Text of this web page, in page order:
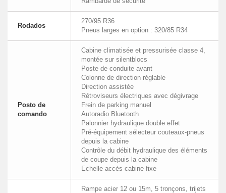
Rodados
270/95 R36
Pneus larges en option : 320/85 R34
Posto de
comando
Cabine climatisée et pressurisée classe 4,
montée sur silentblocs
Poste de conduite avant
Colonne de direction réglable
Direction assistée
Rétroviseurs électriques avec dégivrage
Frein de parking manuel
Autoradio Bluetooth
Palonnier hydraulique double effet
Pré-équipement sélecteur couteaux-pneus
depuis la cabine
Contrôle du débit hydraulique des éléments
de coupe depuis la cabine
Echelle accès cabine fixe
Rampe acier 12 ou 15m, 5 tronçons, trijets